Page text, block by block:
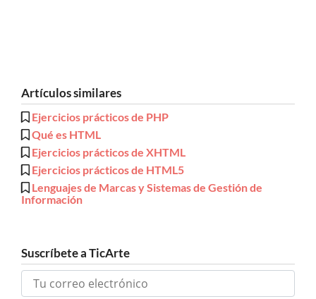
Artículos similares
Ejercicios prácticos de PHP
Qué es HTML
Ejercicios prácticos de XHTML
Ejercicios prácticos de HTML5
Lenguajes de Marcas y Sistemas de Gestión de
Información
Suscríbete a TicArte